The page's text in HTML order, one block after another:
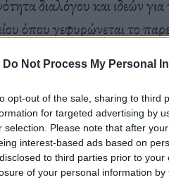
Do Not Process My Personal
opt-out of the sale, sharing to third
for targeted advertising by
selection. Please note that after
interest-based ads based on
to third parties prior to
of your personal information
διαλόγου και ιδεών
όπου γεφυρώνεται το
αναδύεται το όραμα για